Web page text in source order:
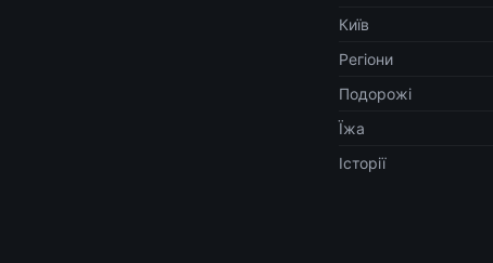
Київ
Регіони
Подорожі
Їжа
Історії